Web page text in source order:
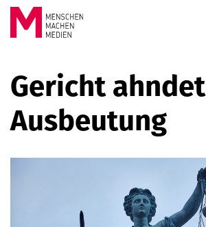
Springe zum Inhalt
MACHEN
MEDIEN
Gericht ahndet
Ausbeutung